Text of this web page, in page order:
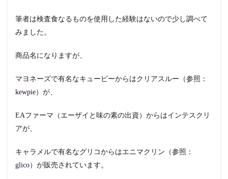
筆者は検査食なるものを使用した経験はないので少し調べて
みました。
商品名になりますが、
マヨネーズで有名なキューピーからはクリアスルー（参照：
kewpie）が、
EAファーマ（エーザイと味の素の出資）からはインテスクリ
アが、
キャラメルで有名なグリコからはエニマクリン（参照：
glico）が販売されています。